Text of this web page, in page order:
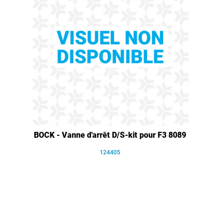
BOCK - Vanne d'arrêt D/S-kit pour F3 8089
124405